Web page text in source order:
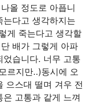
올 정도로 아픕니
다고 생각하지는
게 죽는다고 생각할
배가 그렇게 아파
었습니다. 너무 고통
르지만..)동시에 오
으스대 떨며 겨우 전
고통과 같게 느껴